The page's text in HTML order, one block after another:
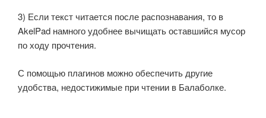
3) Если текст читается после распознавания, то в
AkelPad намного удобнее вычищать оставшийся мусор
по ходу прочтения.
С помощью плагинов можно обеспечить другие
удобства, недостижимые при чтении в Балаболке.